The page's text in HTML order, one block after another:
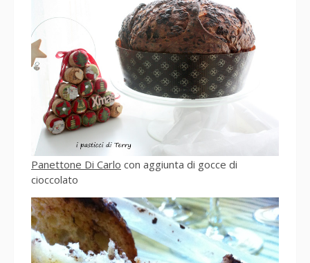
Panettone Di Carlo con aggiunta di gocce di
cioccolato